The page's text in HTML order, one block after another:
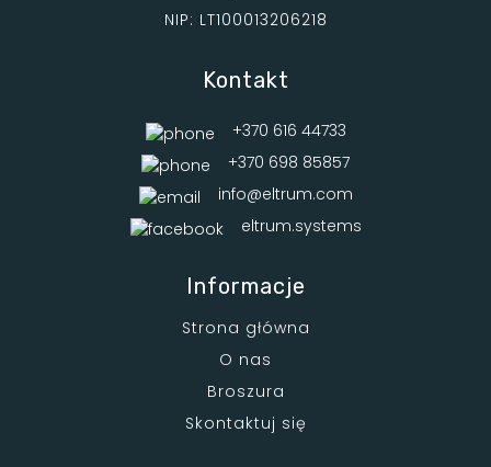
NIP: LT100013206218
Kontakt
+370 616 44733
+370 698 85857
info@eltrum.com
eltrum.systems
Informacje
Strona główna
O nas
Broszura
Skontaktuj się